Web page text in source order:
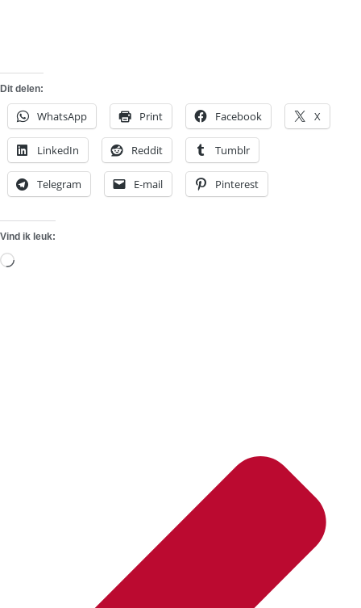
Dit delen:
WhatsApp Print Facebook X
LinkedIn Reddit Tumblr
Telegram E-mail Pinterest
Vind ik leuk:
Aan